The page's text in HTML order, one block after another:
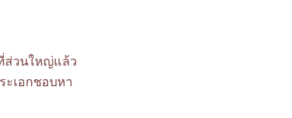
ส่วนใหญ่แล้ว
ะเอกชอบหา